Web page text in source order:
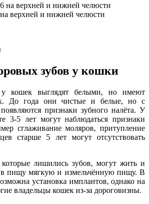
на верхней и нижней челюсти
верхней и нижней челюсти
зубов у кошки
у кошек выглядят белыми, но имеют
До года они чистые и белые, но с
признаки зубного налёта. У
3-5 лет могут наблюдаться признаки
сглаживание моляров, притупление
старше 5 лет могут отсутствовать
лишились зубов, могут жить и
в пищу мягкую и измельчённую пищу. В
установка имплантов, однако на
владельцы кошек из-за дороговизны.